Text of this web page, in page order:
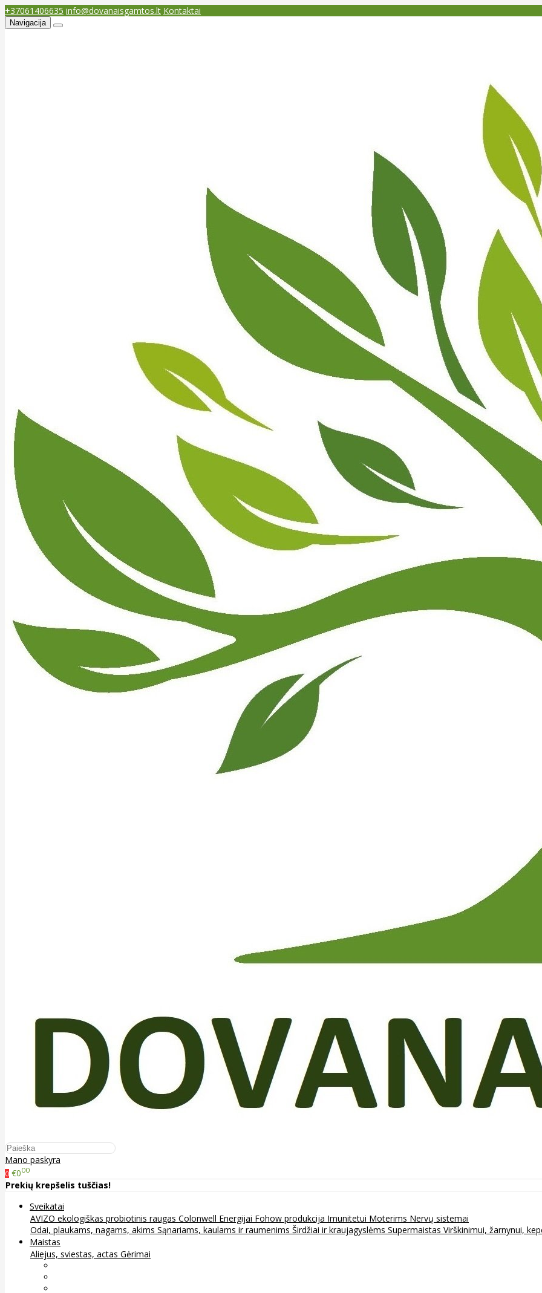
+37061406635 info@dovanaisgamtos.lt Kontaktai
Navigacija
Mano paskyra
0 €000
Prekių krepšelis tuščias!
Sveikatai
AVIZO ekologiškas probiotinis raugas Colonwell Energijai Fohow produkcija Imunitetui Moterims Nervų sistemai
Odai, plaukams, nagams, akims Sąnariams, kaulams ir raumenims Širdžiai ir kraujagyslėms Supermaistas Virškinimui, žarnynui,
Maistas
Aliejus, sviestas, actas Gėrimai